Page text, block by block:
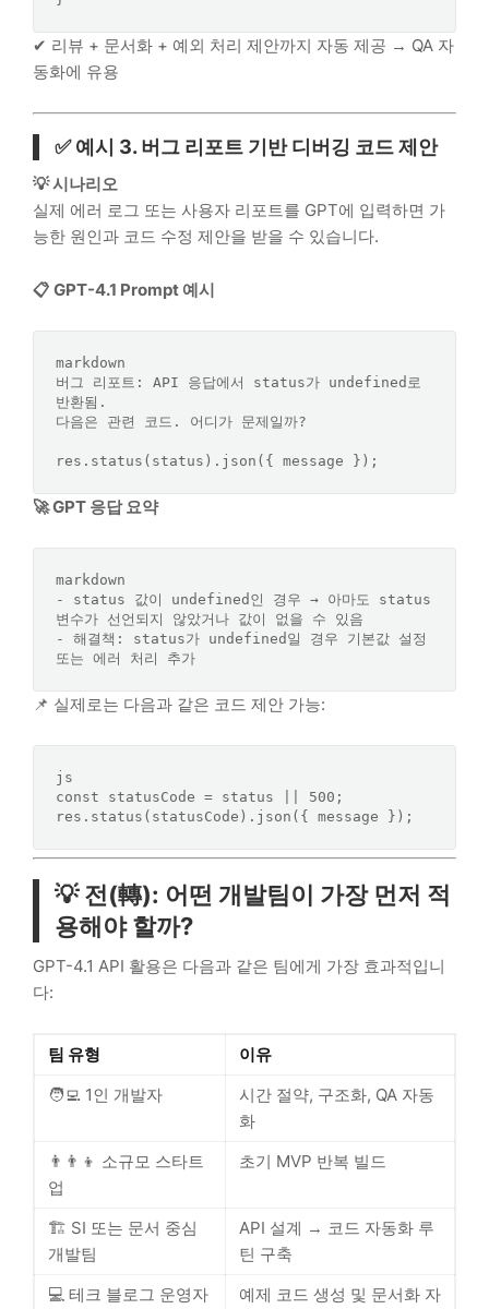
✔ 리뷰 + 문서화 + 예외 처리 제안까지 자동 제공 → QA 자
동화에 유용
✅ 예시 3. 버그 리포트 기반 디버깅 코드 제안
💡 시나리오
실제 에러 로그 또는 사용자 리포트를 GPT에 입력하면 가
능한 원인과 코드 수정 제안을 받을 수 있습니다.
📋 GPT-4.1 Prompt 예시
markdown
버그 리포트: API 응답에서 status가 undefined로
반환됨.
다음은 관련 코드. 어디가 문제일까?
🚀 GPT 응답 요약
markdown
-
status 값이 undefined인 경우 → 아마도 status
-
해결책: status가 undefined일 경우 기본값 설정
📌 실제로는 다음과 같은 코드 제안 가능:
js
const statusCode = status || 500 ;
res. status (statusCode). json
💡 전(轉): 어떤 개발팀이 가장 먼저 적
용해야 할까?
GPT-4.1 API 활용은 다음과 같은 팀에게 가장 효과적입니
다:
팀 유형
이유
🧑‍💻 1인 개발자
시간 절약, 구조화, QA 자동
화
👨‍👨‍👦 소규모 스타트
업
초기 MVP 반복 빌드
🏗️ SI 또는 문서 중심
개발팀
API 설계 → 코드 자동화 루
틴 구축
💻 테크 블로그 운영자
예제 코드 생성 및 문서화 자